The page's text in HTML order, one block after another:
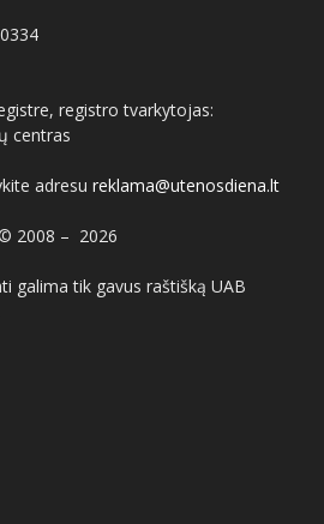
registro tvarkytojas:
centras
adresu reklama@utenosdiena.lt
2008 – 2026
galima tik gavus raštišką UAB